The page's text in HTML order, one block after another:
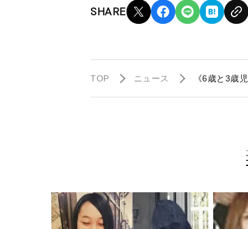
SHARE
TOP ニュース 《6歳と3歳